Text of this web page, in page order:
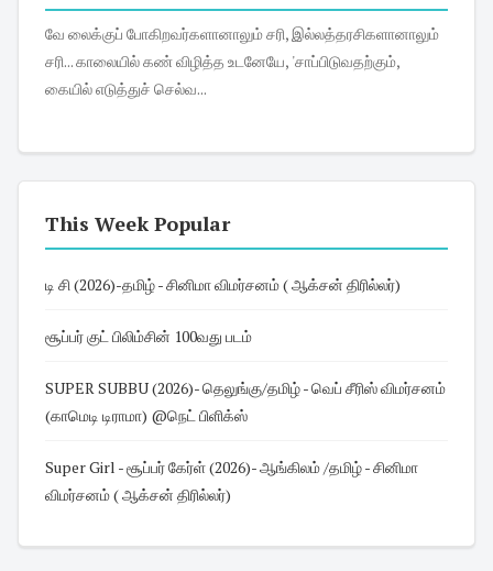
வே லைக்குப் போகிறவர்களானாலும் சரி, இல்லத்தரசிகளானாலும்
சரி... காலையில் கண் விழித்த உடனேயே, 'சாப்பிடுவதற்கும்,
கையில் எடுத்துச் செல்வ...
This Week Popular
டி சி (2026)-தமிழ் - சினிமா விமர்சனம் ( ஆக்சன் திரில்லர்)
சூப்பர் குட் பிலிம்சின் 100வது படம்
SUPER SUBBU (2026)- தெலுங்கு/தமிழ் - வெப் சீரிஸ் விமர்சனம்
(காமெடி டிராமா) @நெட் பிளிக்ஸ்
Super Girl - சூப்பர் கேர்ள் (2026)- ஆங்கிலம் /தமிழ் - சினிமா
விமர்சனம் ( ஆக்சன் திரில்லர்)